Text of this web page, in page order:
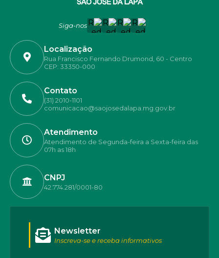
Siga-nos
Localização
Rua Francisco Fernando Drumond, 60 - Centro
CEP: 33350-000
Contato
(31) 2010-1101
comunicacao@saojosedalapa.mg.gov.br
Atendimento
Atendimento de Segunda-feira a Sexta-feira das
07h as 18h
CNPJ
42.774.281/0001-80
Newsletter
Inscreva-se e receba informativos